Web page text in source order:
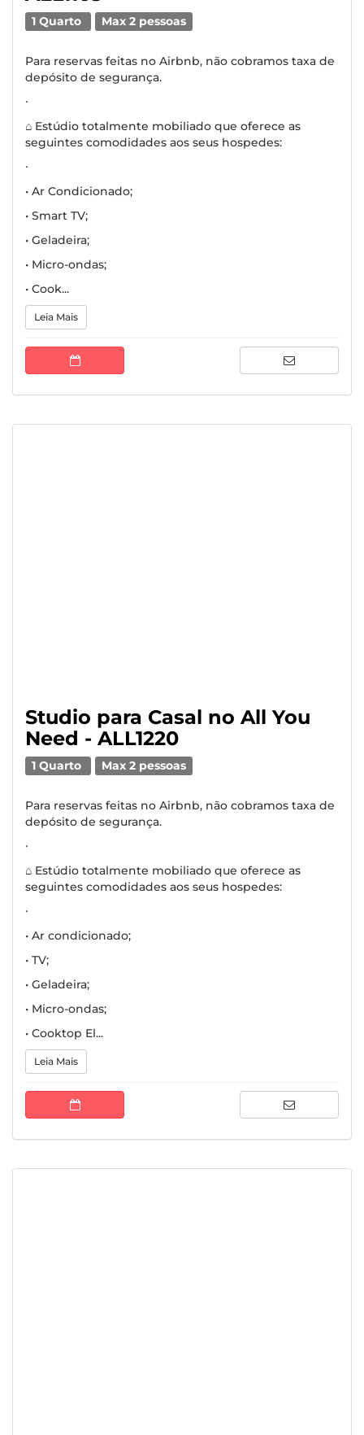
1 Quarto Max 2 pessoas
Para reservas feitas no Airbnb, não cobramos taxa de
depósito de segurança.
∙
⌂ Estúdio totalmente mobiliado que oferece as
seguintes comodidades aos seus hospedes:
∙
• Ar Condicionado;
• Smart TV;
• Geladeira;
• Micro-ondas;
• Cook...
Leia Mais
Studio para Casal no All You
Need - ALL1220
1 Quarto Max 2 pessoas
Para reservas feitas no Airbnb, não cobramos taxa de
depósito de segurança.
∙
⌂ Estúdio totalmente mobiliado que oferece as
seguintes comodidades aos seus hospedes:
∙
• Ar condicionado;
• TV;
• Geladeira;
• Micro-ondas;
• Cooktop El...
Leia Mais